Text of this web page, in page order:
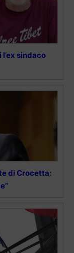
sindaco
di Crocetta: